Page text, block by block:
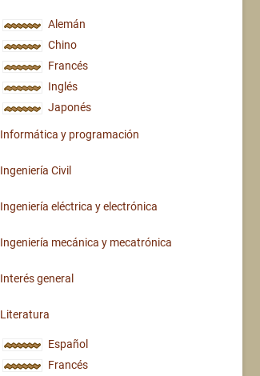
Alemán
Chino
Francés
Inglés
Japonés
Informática y programación
Ingeniería Civil
Ingeniería eléctrica y electrónica
Ingeniería mecánica y mecatrónica
Interés general
Literatura
Español
Francés